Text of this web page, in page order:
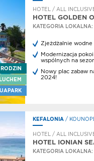
HOTEL / ALL
HOTEL GOLDEN
KATEGORIA LOKALNA:
Zjeżdżalnie wodne
Modernizacja
wspólnych na
Nowy plac zabaw
2024!
KEFALONIA /
HOTEL / ALL
HOTEL IONIAN
KATEGORIA LOKALNA: